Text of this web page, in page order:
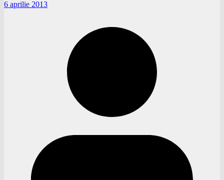
6 aprilie 2013